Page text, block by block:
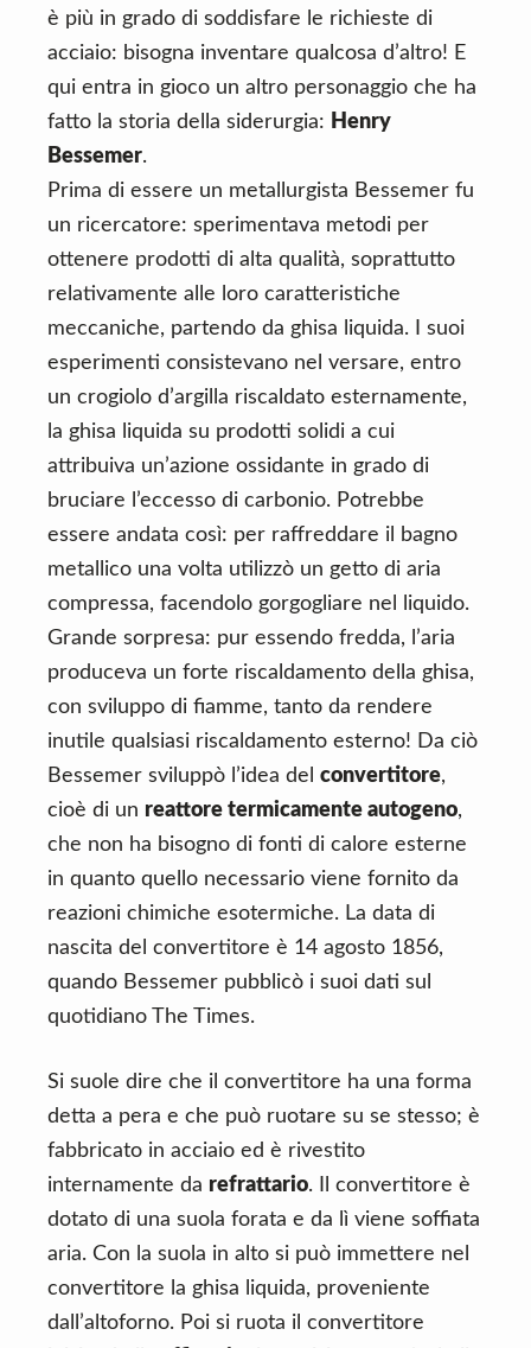
è più in grado di soddisfare le richieste di
acciaio: bisogna inventare qualcosa d’altro! E
qui entra in gioco un altro personaggio che ha
fatto la storia della siderurgia: Henry
Bessemer.
Prima di essere un metallurgista Bessemer fu
un ricercatore: sperimentava metodi per
ottenere prodotti di alta qualità, soprattutto
relativamente alle loro caratteristiche
meccaniche, partendo da ghisa liquida. I suoi
esperimenti consistevano nel versare, entro
un crogiolo d’argilla riscaldato esternamente,
la ghisa liquida su prodotti solidi a cui
attribuiva un’azione ossidante in grado di
bruciare l’eccesso di carbonio. Potrebbe
essere andata così: per raffreddare il bagno
metallico una volta utilizzò un getto di aria
compressa, facendolo gorgogliare nel liquido.
Grande sorpresa: pur essendo fredda, l’aria
produceva un forte riscaldamento della ghisa,
con sviluppo di fiamme, tanto da rendere
inutile qualsiasi riscaldamento esterno! Da ciò
Bessemer sviluppò l’idea del convertitore,
cioè di un reattore termicamente autogeno,
che non ha bisogno di fonti di calore esterne
in quanto quello necessario viene fornito da
reazioni chimiche esotermiche. La data di
nascita del convertitore è 14 agosto 1856,
quando Bessemer pubblicò i suoi dati sul
quotidiano The Times.
Si suole dire che il convertitore ha una forma
detta a pera e che può ruotare su se stesso; è
fabbricato in acciaio ed è rivestito
internamente da refrattario. Il convertitore è
dotato di una suola forata e da lì viene soffiata
aria. Con la suola in alto si può immettere nel
convertitore la ghisa liquida, proveniente
dall’altoforno. Poi si ruota il convertitore